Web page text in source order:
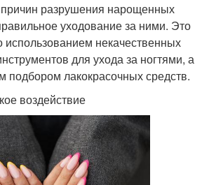
разрушения нарощенных
уходование за ними. Это
некачественных
для ухода за ногтями, а
подбором лакокрасочных средств.
воздействие